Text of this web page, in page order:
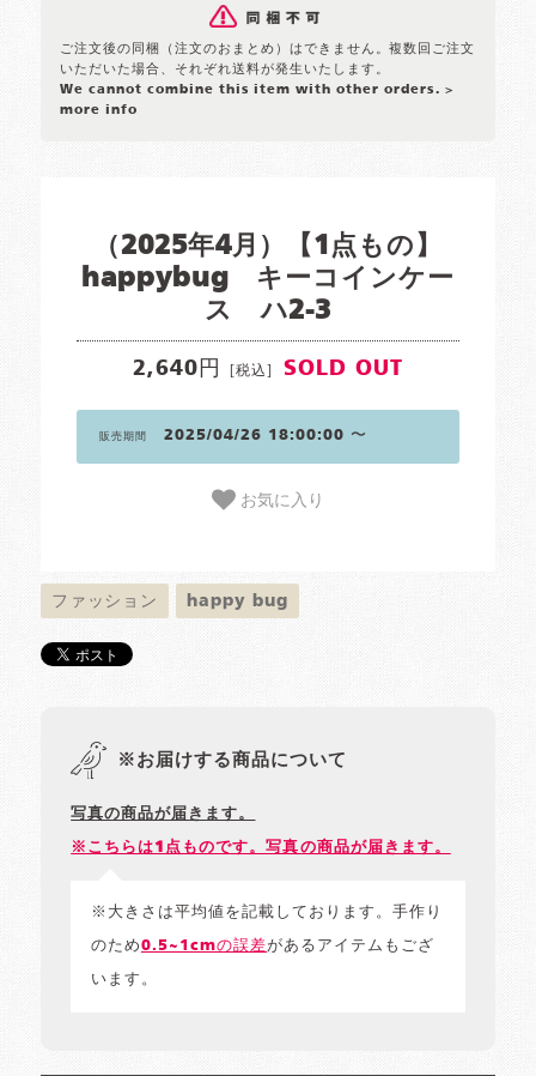
ご注文後の同梱（注文のおまとめ）はできません。複数回ご注文
いただいた場合、それぞれ送料が発生いたします。
We cannot combine this item with other orders. >
more info
（2025年4月）【1点もの】
happybug キーコインケー
ス ハ2-3
2,640円 [税込] SOLD OUT
販売期間 2025/04/26 18:00:00 〜
お気に入り
ファッション happy bug
※お届けする商品について
写真の商品が届きます。
※こちらは1点ものです。写真の商品が届きます。
※大きさは平均値を記載しております。手作り
のため0.5~1cmの誤差があるアイテムもござ
います。